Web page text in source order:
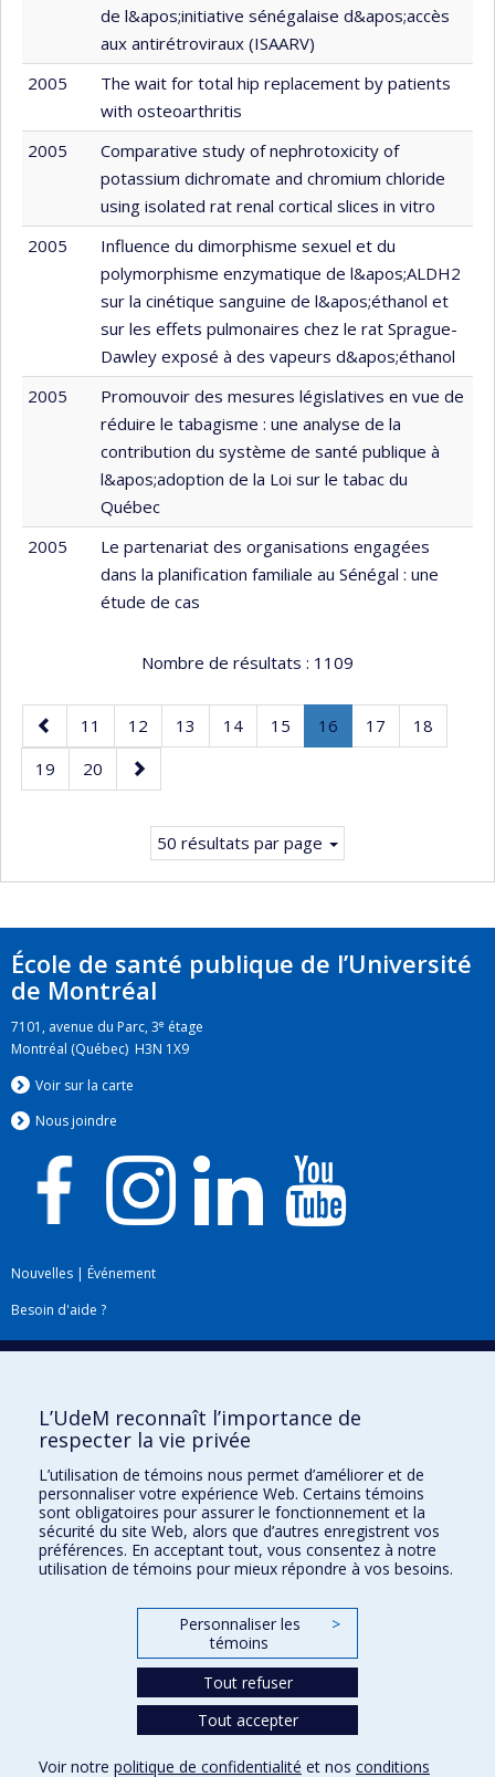
de l&apos;initiative sénégalaise d&apos;accès
aux antirétroviraux (ISAARV)
2005
The wait for total hip replacement by patients
with osteoarthritis
2005
Comparative study of nephrotoxicity of
potassium dichromate and chromium chloride
using isolated rat renal cortical slices in vitro
2005
Influence du dimorphisme sexuel et du
polymorphisme enzymatique de l&apos;ALDH2
sur la cinétique sanguine de l&apos;éthanol et
sur les effets pulmonaires chez le rat Sprague-
Dawley exposé à des vapeurs d&apos;éthanol
2005
Promouvoir des mesures législatives en vue de
réduire le tabagisme : une analyse de la
contribution du système de santé publique à
l&apos;adoption de la Loi sur le tabac du
Québec
2005
Le partenariat des organisations engagées
dans la planification familiale au Sénégal : une
étude de cas
Nombre de résultats : 1109
Page
précédente
Page
11 Page
12 Page
13 Page
14 Page
15 Page
16
Page
Page
17 Page
18
Page
19 Page
20
Page
suivante
50 résultats par page
École de santé publique de l’Université
de Montréal
7101, avenue du Parc, 3e étage
Montréal (Québec) H3N 1X9
Voir sur la carte
Nous joindre
Nouvelles | Événement
Besoin d'aide ?
Plan du site|Accessibilité
Téléchargez les logos de l'ESPUM
L’UdeM reconnaît l’importance de
respecter la vie privée
L’utilisation de témoins nous permet d’améliorer et de
personnaliser votre expérience Web. Certains témoins
sont obligatoires pour assurer le fonctionnement et la
sécurité du site Web, alors que d’autres enregistrent vos
préférences. En acceptant tout, vous consentez à notre
utilisation de témoins pour mieux répondre à vos besoins.
Personnaliser les
témoins
>
Tout refuser
Tout accepter
Voir notre politique de confidentialité et nos conditions